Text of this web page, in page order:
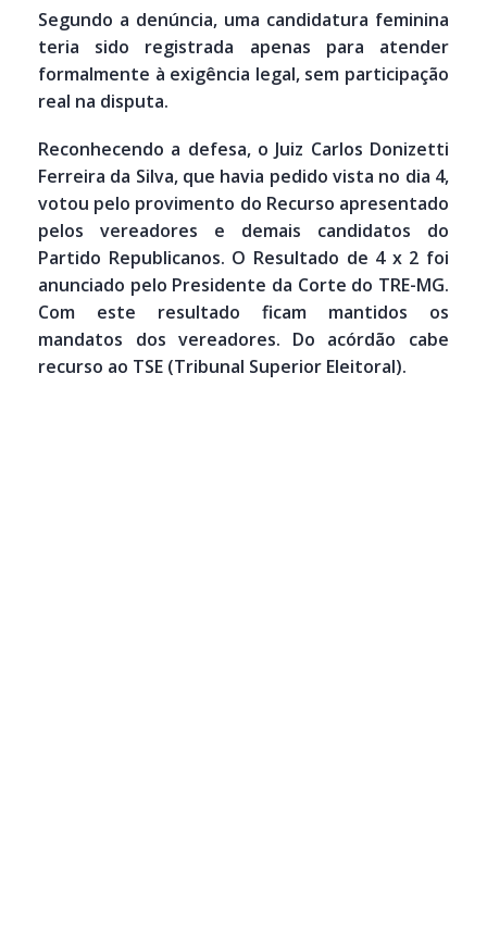
Segundo a denúncia, uma candidatura feminina
teria sido registrada apenas para atender
formalmente à exigência legal, sem participação
real na disputa.
Reconhecendo a defesa, o Juiz Carlos Donizetti
Ferreira da Silva, que havia pedido vista no dia 4,
votou pelo provimento do Recurso apresentado
pelos vereadores e demais candidatos do
Partido Republicanos. O Resultado de 4 x 2 foi
anunciado pelo Presidente da Corte do TRE-MG.
Com este resultado ficam mantidos os
mandatos dos vereadores. Do acórdão cabe
recurso ao TSE (Tribunal Superior Eleitoral).